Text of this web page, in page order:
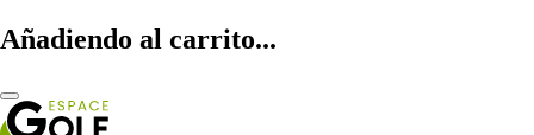
Añadiendo al carrito...